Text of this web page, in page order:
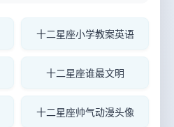
十二星座小学教案英语
十二星座谁最文明
十二星座帅气动漫头像